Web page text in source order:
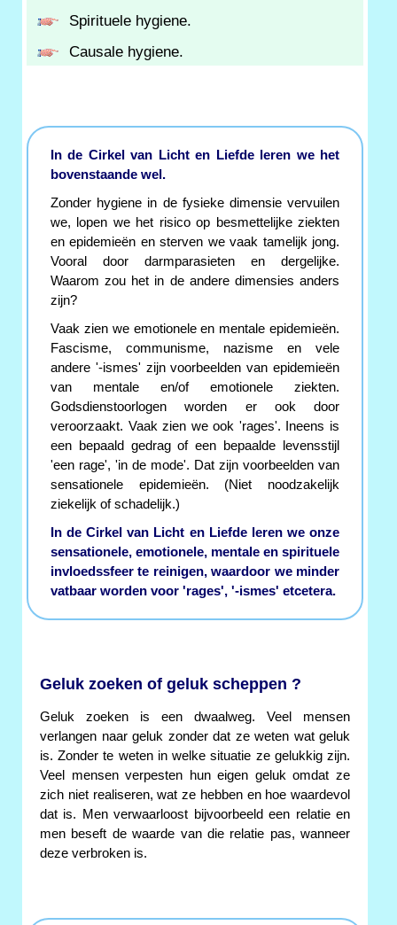
Spirituele hygiene.
Causale hygiene.
In de Cirkel van Licht en Liefde leren we het
bovenstaande wel.
Zonder hygiene in de fysieke dimensie vervuilen
we, lopen we het risico op besmettelijke ziekten
en epidemieën en sterven we vaak tamelijk jong.
Vooral door darmparasieten en dergelijke.
Waarom zou het in de andere dimensies anders
zijn?
Vaak zien we emotionele en mentale epidemieën.
Fascisme, communisme, nazisme en vele
andere '-ismes' zijn voorbeelden van epidemieën
van mentale en/of emotionele ziekten.
Godsdienstoorlogen worden er ook door
veroorzaakt. Vaak zien we ook 'rages'. Ineens is
een bepaald gedrag of een bepaalde levensstijl
'een rage', 'in de mode'. Dat zijn voorbeelden van
sensationele epidemieën. (Niet noodzakelijk
ziekelijk of schadelijk.)
In de Cirkel van Licht en Liefde leren we onze
sensationele, emotionele, mentale en spirituele
invloedssfeer te reinigen, waardoor we minder
vatbaar worden voor 'rages', '-ismes' etcetera.
Geluk zoeken of geluk scheppen ?
Geluk zoeken is een dwaalweg. Veel mensen
verlangen naar geluk zonder dat ze weten wat geluk
is. Zonder te weten in welke situatie ze gelukkig zijn.
Veel mensen verpesten hun eigen geluk omdat ze
zich niet realiseren, wat ze hebben en hoe waardevol
dat is. Men verwaarloost bijvoorbeeld een relatie en
men beseft de waarde van die relatie pas, wanneer
deze verbroken is.